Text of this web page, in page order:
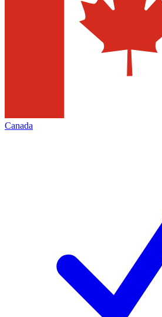
Canada